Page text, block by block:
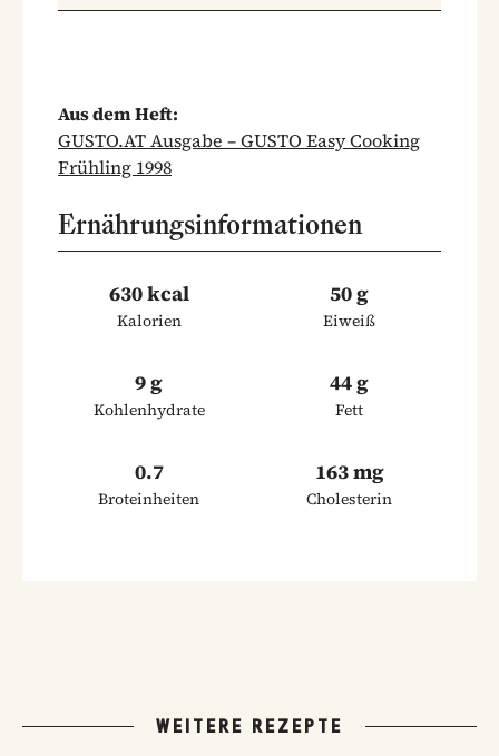
Aus dem Heft:
GUSTO.AT Ausgabe – GUSTO Easy Cooking
Frühling 1998
Ernährungsinformationen
630 kcal
Kalorien
50 g
Eiweiß
9 g
Kohlenhydrate
44 g
Fett
0.7
Broteinheiten
163 mg
Cholesterin
WEITERE REZEPTE